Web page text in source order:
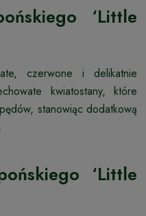
‘Little
czerwone i delikatnie
kwiatostany, które
stanowiąc dodatkową
‘Little